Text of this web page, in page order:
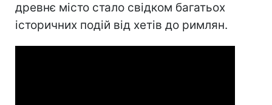
древнє місто стало свідком багатьох
історичних подій від хетів до римлян.